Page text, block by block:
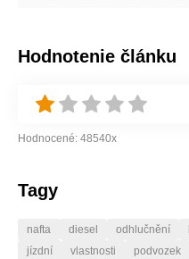
Hodnotenie článku
Hodnocené: 48540x
Tagy
nafta diesel odhlučnění
jízdní
vlastnosti podvozek